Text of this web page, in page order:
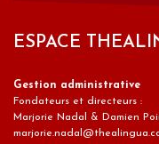
ESPACE
Gestion administrative
Fondateurs et directeurs :
Marjorie Nadal & Damien